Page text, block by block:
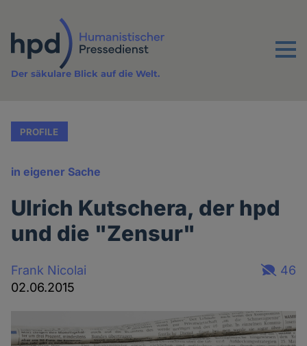
Inhalt
Menu
Der säkulare Blick auf die Welt.
PROFILE
in eigener Sache
Ulrich Kutschera, der hpd
und die "Zensur"
Frank Nicolai
02.06.2015
46